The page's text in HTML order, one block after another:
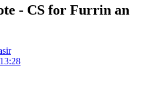
- CS for Furrin an